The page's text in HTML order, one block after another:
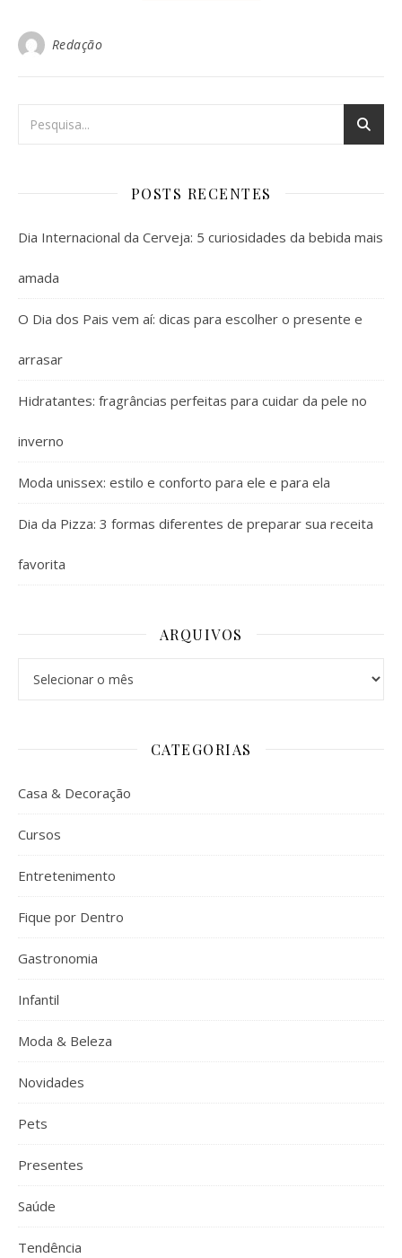
Redação
POSTS RECENTES
Dia Internacional da Cerveja: 5 curiosidades da bebida mais
amada
O Dia dos Pais vem aí: dicas para escolher o presente e
arrasar
Hidratantes: fragrâncias perfeitas para cuidar da pele no
inverno
Moda unissex: estilo e conforto para ele e para ela
Dia da Pizza: 3 formas diferentes de preparar sua receita
favorita
ARQUIVOS
CATEGORIAS
Casa & Decoração
Cursos
Entretenimento
Fique por Dentro
Gastronomia
Infantil
Moda & Beleza
Novidades
Pets
Presentes
Saúde
Tendência